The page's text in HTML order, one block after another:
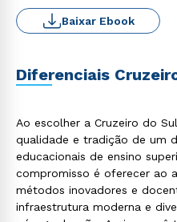
Baixar Ebook
Diferenciais
Ao escolher a Cruzeiro do
qualidade e tradição de um
educacionais de ensino
compromisso é oferecer ao
métodos inovadores e
infraestrutura moderna e